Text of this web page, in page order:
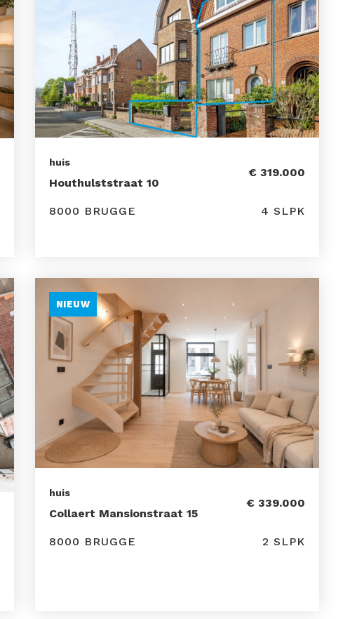
huis
Houthulststraat 10
€ 319.000
8000 BRUGGE 4 SLPK
NIEUW
huis
Collaert Mansionstraat 15
€ 339.000
8000 BRUGGE 2 SLPK